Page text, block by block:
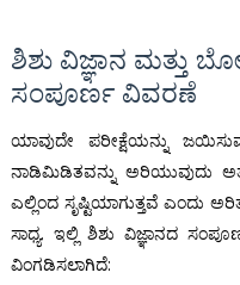
ಶಿಶು ವಿಜ್ಞಾನ ಮತ್ತು
ಸಂಪೂರ್ಣ ವಿವರಣೆ
ಯಾವುದೇ ಪರೀಕ್ಷೆಯನ್ನು
ನಾಡಿಮಿಡಿತವನ್ನು ಅರಿಯುವುದು
ಎಲ್ಲಿಂದ ಸೃಷ್ಟಿಯಾಗುತ್ತವೆ ಎಂದು
ಸಾಧ್ಯ. ಇಲ್ಲಿ ಶಿಶು ವಿಜ್ಞಾನದ
ವಿಂಗಡಿಸಲಾಗಿದೆ: